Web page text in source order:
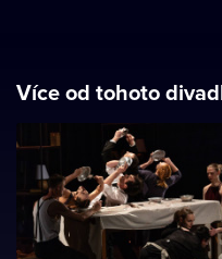
Více od tohoto